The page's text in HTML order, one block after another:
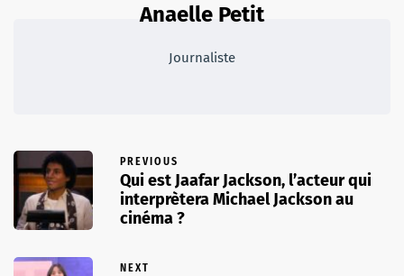
Anaelle Petit
Journaliste
PREVIOUS
Qui est Jaafar Jackson, l’acteur qui
interprètera Michael Jackson au
cinéma ?
NEXT